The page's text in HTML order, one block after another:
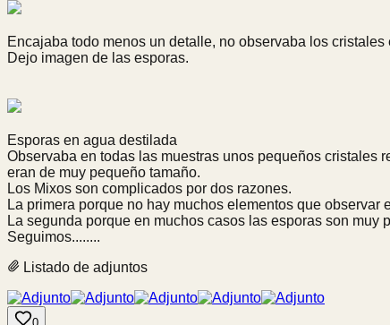
Encajaba todo menos un detalle, no observaba los
Dejo imagen de las esporas.
Esporas en agua destilada
Observaba en todas las muestras unos pequeños cristales
eran de muy pequeño tamaño.
Los Mixos son complicados por dos razones.
La primera porque no hay muchos elementos que observar
La segunda porque en muchos casos las esporas son
Seguimos........
Listado de adjuntos